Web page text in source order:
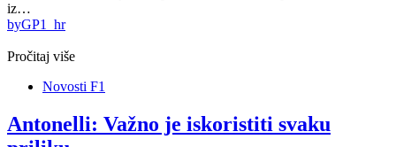
iz…
byGP1_hr
Pročitaj više
Novosti F1
Antonelli: Važno je iskoristiti svaku